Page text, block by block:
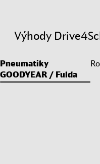
Výhody
Pneumatiky
GOODYEAR / Fulda